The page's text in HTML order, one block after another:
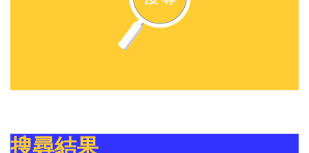
搜尋結果